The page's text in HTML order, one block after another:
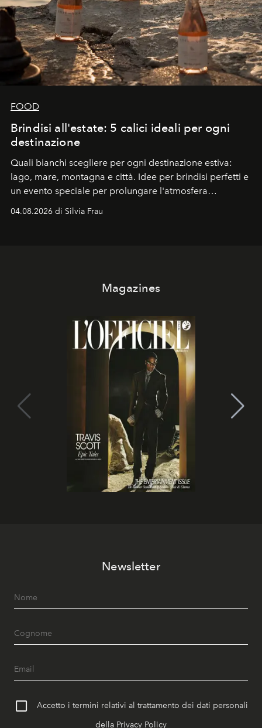
FOOD
Brindisi all'estate: 5 calici ideali per ogni
destinazione
Quali bianchi scegliere per ogni destinazione estiva:
lago, mare, montagna e città. Idee per brindisi perfetti e
un evento speciale per prolungare l'atmosfera
04.08.2026 di Silvia Frau
Magazines
Newsletter
Accetto i termini relativi al trattamento dei dati personali
della Privacy Policy